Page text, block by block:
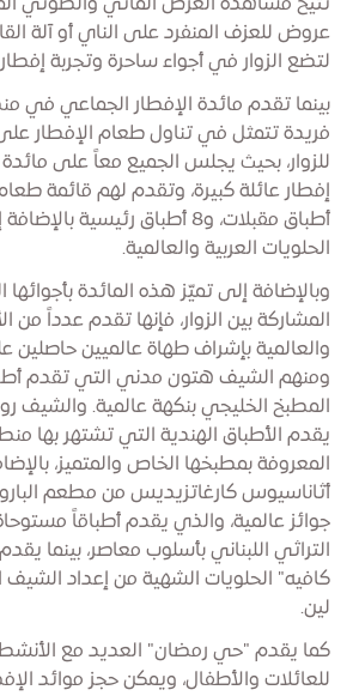
تتيح مشاهدة العرض المائي والضوئي
عروض للعزف المنفرد على الناي أو آلة
لتضع الزوار في أجواء ساحرة وتجربة إفطار
بينما تقدم مائدة الإفطار الجماعي في
فريدة تتمثل في تناول طعام الإفطار
للزوار، بحيث يجلس الجميع معاً على
الحلويات العربية والعالمية.
وبالإضافة إلى تميّز هذه المائدة بأجوائها
المشاركة بين الزوار، فإنها تقدم عدداً من
والعالمية بإشراف طهاة عالميين حاصلين
ومنهم الشيف هتون مدني التي تقدم
المطبخ الخليجي بنكهة عالمية. والشيف
يقدم الأطباق الهندية التي تشتهر بها
المعروفة بمطبخها الخاص والمتميز،
أثاناسيوس كارغاتزيديس من مطعم
جوائز عالمية، والذي يقدم أطباقاً
التراثي اللبناني بأسلوب معاصر، بينما
كافيه" الحلويات الشهية من إعداد الشيف
لين.
كما يقدم "حي رمضان" العديد مع
للعائلات والأطفال، ويمكن حجز موائد